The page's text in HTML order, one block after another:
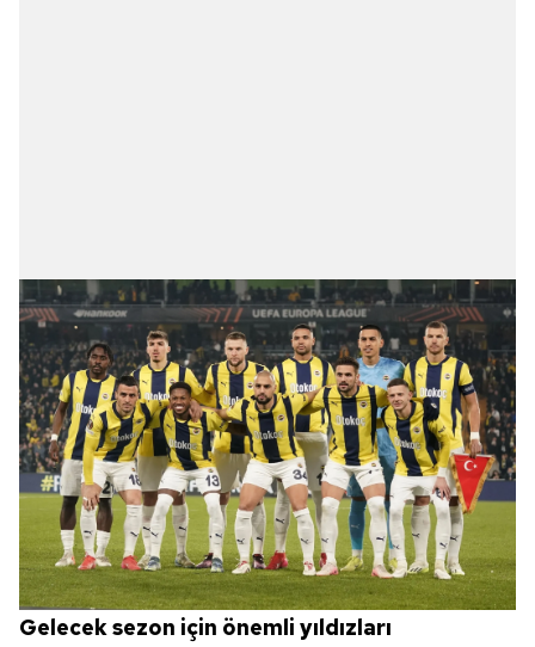
Gelecek sezon için önemli yıldızları